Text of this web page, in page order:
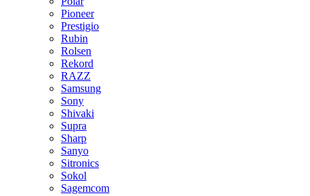
Pioneer
Prestigio
Rubin
Rolsen
Rekord
RAZZ
Samsung
Sony
Shivaki
Supra
Sharp
Sanyo
Sitronics
Sokol
Sagemcom